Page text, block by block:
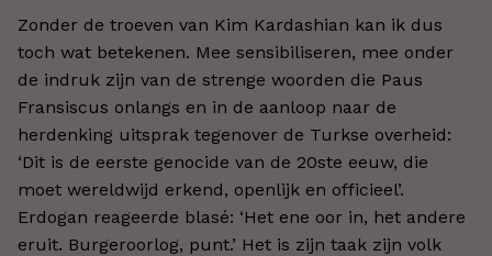
Zonder de troeven van Kim Kardashian kan ik dus
toch wat betekenen. Mee sensibiliseren, mee onder
de indruk zijn van de strenge woorden die Paus
Fransiscus onlangs en in de aanloop naar de
herdenking uitsprak tegenover de Turkse overheid:
‘Dit is de eerste genocide van de 20ste eeuw, die
moet wereldwijd erkend, openlijk en officieel’.
Erdogan reageerde blasé: ‘Het ene oor in, het andere
eruit. Burgeroorlog, punt.’ Het is zijn taak zijn volk